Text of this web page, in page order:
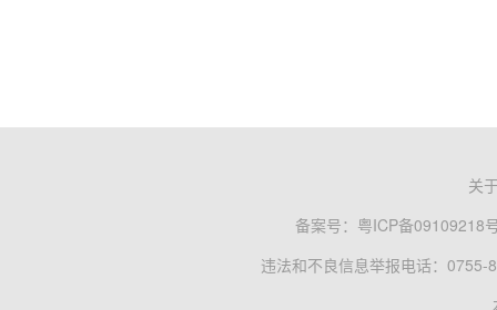
关
备案号： 粤ICP备09109218
违法和不良信息举报电话：0755-